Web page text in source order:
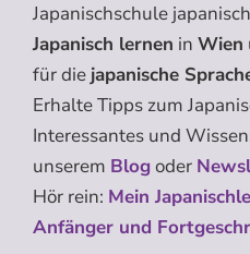
Japanischschule
Japanisch lernen in Wien
für die japanische
Erhalte Tipps zum
Interessantes und
unserem Blogoder
Hör rein: Mein
Anfänger und